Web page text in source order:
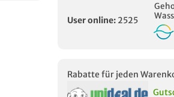
User online: 2525
Rabatte für jeden